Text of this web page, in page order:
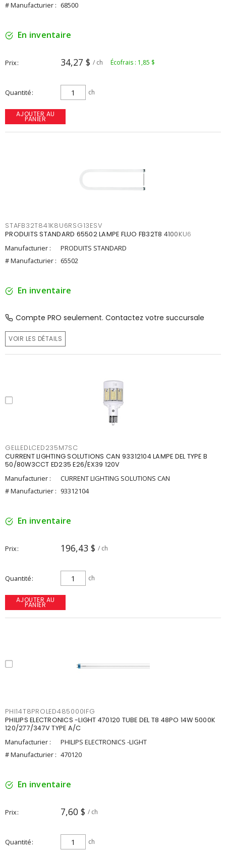
# Manufacturier : 68500
En inventaire
Prix 34,27 $ / ch Écofrais : 1,85 $
Quantité ch
AJOUTER AU
PANIER
STAFB32T841K8U6RSG13ESV
PRODUITS STANDARD 65502 LAMPE FLUO FB32T8 4100KU6
Manufacturier :
PRODUITS STANDARD
# Manufacturier : 65502
En inventaire
Compte PRO seulement. Contactez votre succursale
VOIR LES DÉTAILS
GELLEDLCED235M7SC
CURRENT LIGHTING SOLUTIONS CAN 93312104 LAMPE DEL TYPE B
50/80W3CCT ED235 E26/EX39 120V
Manufacturier :
CURRENT LIGHTING SOLUTIONS CAN
# Manufacturier : 93312104
En inventaire
Prix 196,43 $ / ch
Quantité ch
AJOUTER AU
PANIER
PHI14T8PROLED485000IFG
PHILIPS ELECTRONICS -LIGHT 470120 TUBE DEL T8 48PO 14W 5000K
120/277/347V TYPE A/C
Manufacturier :
PHILIPS ELECTRONICS -LIGHT
# Manufacturier : 470120
En inventaire
Prix 7,60 $ / ch
Quantité ch